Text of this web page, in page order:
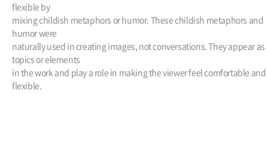
flexible by
mixing childish metaphors or humor. These childish metaphors and
humor were
naturally used in creating images, not conversations. They appear as
topics or elements
in the work and play a role in making the viewer feel comfortable and
flexible.